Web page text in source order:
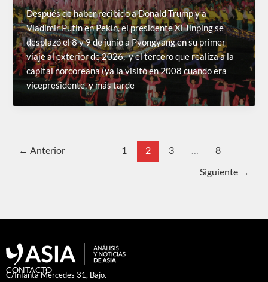
Después de haber recibido a Donald Trump y a
Vladimir Putin en Pekín, el presidente Xi Jinping se
desplazó el 8 y 9 de junio a Pyongyang en su primer
viaje al exterior de 2026, y el tercero que realiza a la
capital norcoreana (ya la visitó en 2008 cuando era
vicepresidente, y más tarde
← Anterior 1 2 3 … 8
Siguiente →
CONTACTO
C/Infanta Mercedes 31, Bajo.